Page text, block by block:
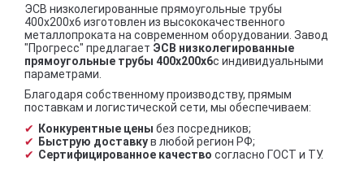
ЭСВ низколегированные прямоугольные трубы
400x200x6 изготовлен из высококачественного
металлопроката на современном оборудовании. Завод
"Прогресс" предлагает ЭСВ низколегированные
прямоугольные трубы 400x200x6с индивидуальными
параметрами.
Благодаря собственному производству, прямым
поставкам и логистической сети, мы обеспечиваем:
Конкурентные цены без посредников;
Быструю доставкув любой регион РФ;
Сертифицированное качество согласно ГОСТ и ТУ.